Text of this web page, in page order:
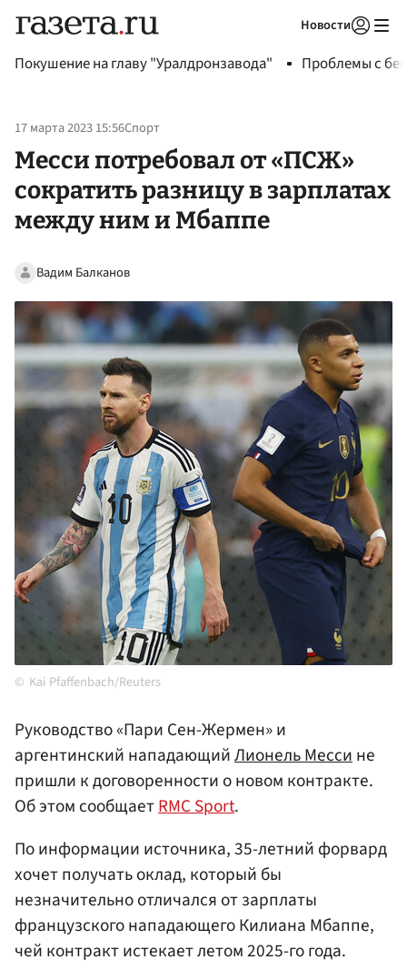
Новости
Покушение на главу "Уралдронзавода" Проблемы с
17 марта 2023 15:56Спорт
Месси потребовал от «ПСЖ»
сократить разницу в зарплатах
между ним и Мбаппе
Вадим Балканов
Kai Pfaffenbach/Reuters
Руководство «Пари Сен-Жермен» и
аргентинский нападающийЛионель Мессине
пришли к договоренности о новом контракте.
Об этом сообщаетRMC Sport.
По информации источника, 35-летний форвард
хочет получать оклад, который бы
незначительно отличался от зарплаты
французского нападающего Килиана Мбаппе,
чей контракт истекает летом 2025-го года.